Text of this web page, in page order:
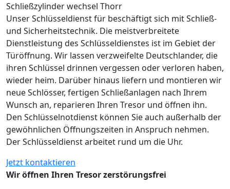
Schließzylinder wechsel Thorr
Unser Schlüsseldienst für beschäftigt sich mit Schließ-
und Sicherheitstechnik. Die meistverbreitete
Dienstleistung des Schlüsseldienstes ist im Gebiet der
Türöffnung. Wir lassen verzweifelte Deutschlander, die
ihren Schlüssel drinnen vergessen oder verloren haben,
wieder heim. Darüber hinaus liefern und montieren wir
neue Schlösser, fertigen Schließanlagen nach Ihrem
Wunsch an, reparieren Ihren Tresor und öffnen ihn.
Den Schlüsselnotdienst können Sie auch außerhalb der
gewöhnlichen Öffnungszeiten in Anspruch nehmen.
Der Schlüsseldienst arbeitet rund um die Uhr.
Jetzt kontaktieren
Wir öffnen Ihren Tresor zerstörungsfrei